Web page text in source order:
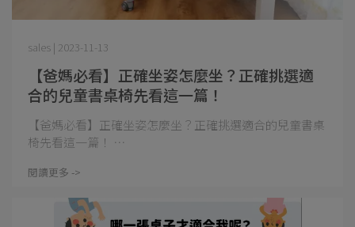
【爸媽必看】正確坐姿怎麼坐？正確挑選適
合的兒童書桌椅先看這一篇！
sales | 2023-11-13
【爸媽必看】正確坐姿怎麼坐？正確挑選適合的兒童書桌
椅先看這一篇！ ⋯
閱讀更多 ->